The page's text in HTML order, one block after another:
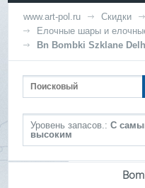
www.art-pol.ru Скидки
Елочные шары и
Bn Bombki Szklane
Уровень запасов.: С
высоким